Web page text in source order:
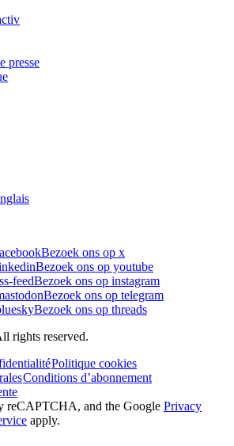
presse
Bezoek ons op x
Bezoek ons op youtube
feedBezoek ons op instagram
Bezoek ons op telegram
Bezoek ons op threads
rights reserved.
Politique cookies
Conditions d’abonnement
reCAPTCHA, and the Google Privacy
apply.